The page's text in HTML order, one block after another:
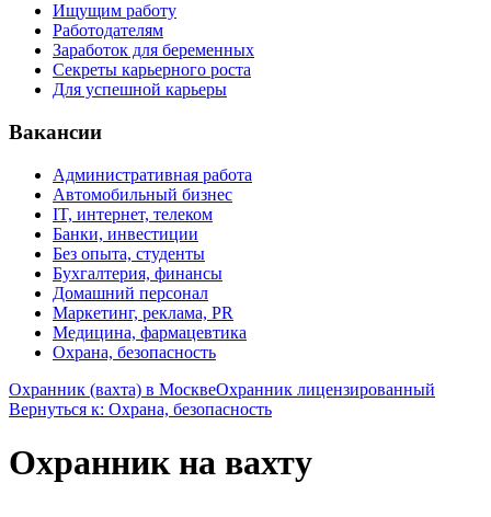
Ищущим работу
Работодателям
Заработок для беременных
Секреты карьерного роста
Для успешной карьеры
Вакансии
Административная работа
Автомобильный бизнес
IT, интернет, телеком
Банки, инвестиции
Без опыта, студенты
Бухгалтерия, финансы
Домашний персонал
Маркетинг, реклама, PR
Медицина, фармацевтика
Охрана, безопасность
Охранник (вахта) в МосквеОхранник лицензированный
Вернуться к: Охрана, безопасность
Охранник на вахту